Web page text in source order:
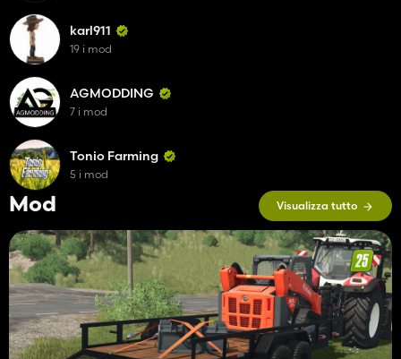
Mod Visualizza tutto
karl911
19 i mod
AGMODDING
7 i mod
Tonio Farming
5 i mod